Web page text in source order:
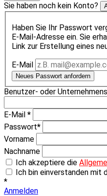
Sie haben noch kein Konto?
Haben Sie Ihr Passwort
E-Mail-Adresse ein. Sie
Link zur Erstellung eines
E-Mail
Neues Passwort anfordern
Benutzer- oder
E-Mail *
Passwort*
Vorname
Nachname
Ich akzeptiere die
Ich bin einverstanden mit
*
Anmelden